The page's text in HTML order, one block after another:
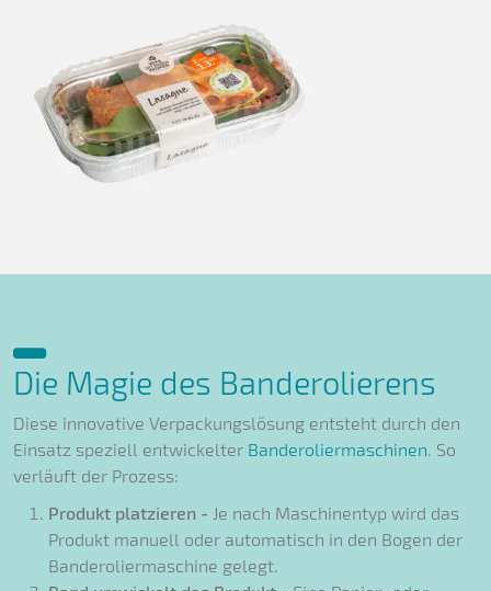
Die Magie des Banderolierens
Diese innovative Verpackungslösung entsteht durch den
Einsatz speziell entwickelter Banderoliermaschinen. So
verläuft der Prozess:
Produkt platzieren - Je nach Maschinentyp wird das
Produkt manuell oder automatisch in den Bogen der
Banderoliermaschine gelegt.